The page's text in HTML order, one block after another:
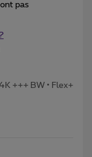
pas
+++ BW • Flex+